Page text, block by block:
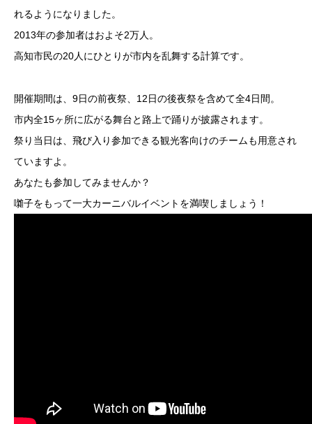
れるようになりました。
2013年の参加者はおよそ2万人。
高知市民の20人にひとりが市内を乱舞する計算です。
開催期間は、9日の前夜祭、12日の後夜祭を含めて全4日間。
市内全15ヶ所に広がる舞台と路上で踊りが披露されます。
祭り当日は、飛び入り参加できる観光客向けのチームも用意され
ていますよ。
あなたも参加してみませんか？
囃子をもって一大カーニバルイベントを満喫しましょう！